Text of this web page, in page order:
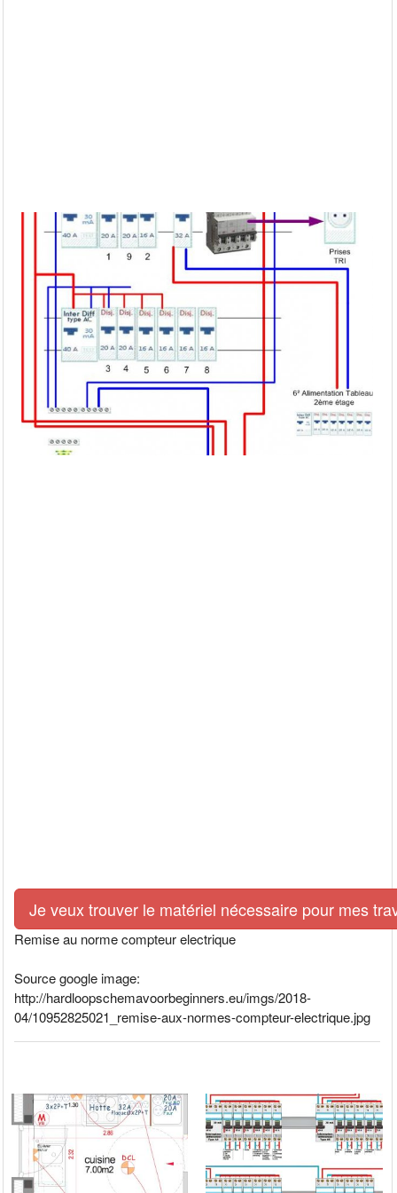
Je veux trouver le matériel nécessaire pour mes
Remise au norme compteur electrique
Source google image:
http://hardloopschemavoorbeginners.eu/imgs/2018-
04/10952825021_remise-aux-normes-compteur-electrique.jpg